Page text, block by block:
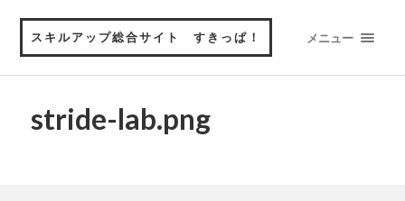
スキルアップ総合サイト すきっぱ！ メニュー
stride-lab.png